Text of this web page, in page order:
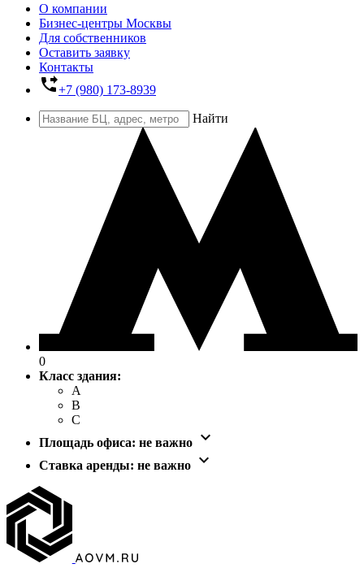
О компании
Бизнес-центры Москвы
Для собственников
Оставить заявку
Контакты
phone_forwarded+7 (980) 173-8939
Найти
0
Класс здания:
A
B
C
Площадь офиса: не важно 
Ставка аренды: не важно 